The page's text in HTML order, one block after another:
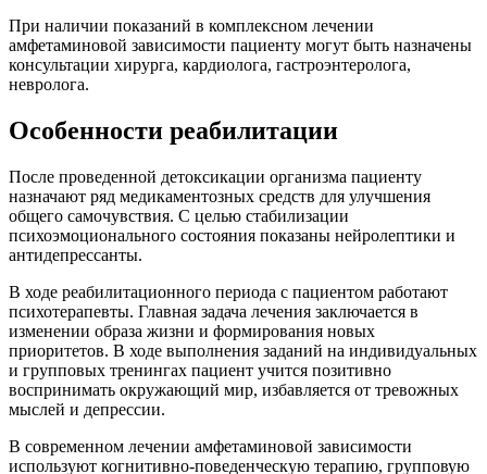
При наличии показаний в комплексном лечении
амфетаминовой зависимости пациенту могут быть назначены
консультации хирурга, кардиолога, гастроэнтеролога,
невролога.
Особенности реабилитации
После проведенной детоксикации организма пациенту
назначают ряд медикаментозных средств для улучшения
общего самочувствия. С целью стабилизации
психоэмоционального состояния показаны нейролептики и
антидепрессанты.
В ходе реабилитационного периода с пациентом работают
психотерапевты. Главная задача лечения заключается в
изменении образа жизни и формирования новых
приоритетов. В ходе выполнения заданий на индивидуальных
и групповых тренингах пациент учится позитивно
воспринимать окружающий мир, избавляется от тревожных
мыслей и депрессии.
В современном лечении амфетаминовой зависимости
используют когнитивно-поведенческую терапию, групповую